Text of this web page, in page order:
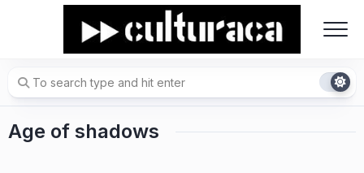
Age of shadows